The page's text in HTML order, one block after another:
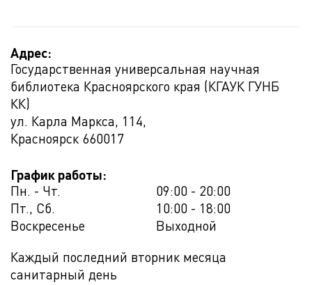
Адрес:
Государственная универсальная научная
библиотека Красноярского края (КГАУК ГУНБ
КК)
ул. Карла Маркса, 114,
Красноярск 660017
График работы:
Пн. - Чт.
09:00 - 20:00
Пт., Сб.
10:00 - 18:00
Воскресенье
Выходной
Каждый последний вторник месяца
санитарный день